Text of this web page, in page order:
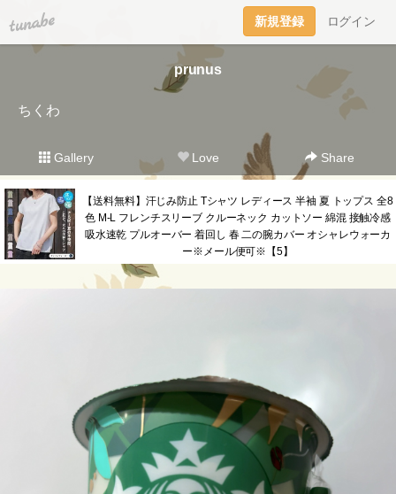
tuna.be 新規登録 ログイン
prunus
ちくわ
Gallery Love Share
【送料無料】汗じみ防止 Tシャツ レディース 半袖 夏 トップス 全8
色 M-L フレンチスリーブ クルーネック カットソー 綿混 接触冷感
吸水速乾 プルオーバー 着回し 春 二の腕カバー オシャレウォーカ
ー※メール便可※【5】